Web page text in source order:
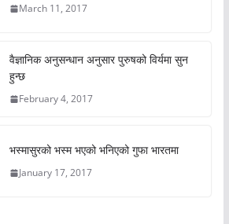
March 11, 2017
वैज्ञानिक अनुसन्धान अनुसार पुरुषको विर्यमा सुन
हुन्छ
February 4, 2017
भस्मासुरको भस्म भएको भनिएको गुफा भारतमा
January 17, 2017